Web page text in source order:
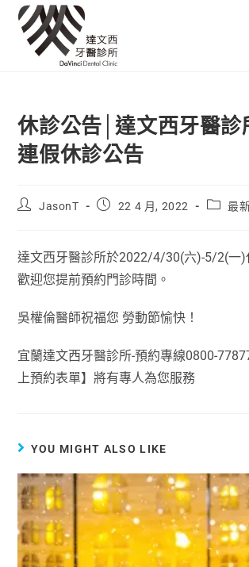
休診公告│達文西牙醫診
連假休診公告
JasonT 22 4 月, 2022 最
達文西牙醫診所於2022/4/30(六)-5/2(一)
歡迎您提前預約門診時間。
吳權倫醫師祝福您 勞動節愉快！
宜蘭達文西牙醫診所-預約專線0800-
上預約表單】將有專人為您服務
YOU MIGHT ALSO LIKE